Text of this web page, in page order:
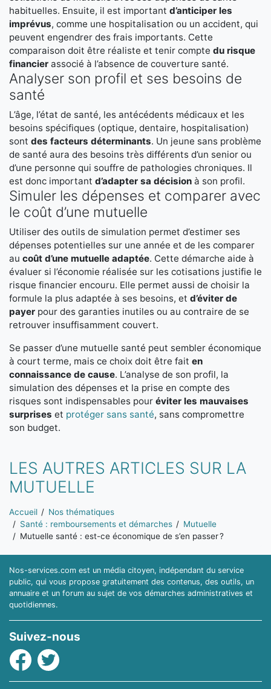
habituelles. Ensuite, il est important d’anticiper les
imprévus, comme une hospitalisation ou un accident, qui
peuvent engendrer des frais importants. Cette
comparaison doit être réaliste et tenir compte du risque
financier associé à l’absence de couverture santé.
Analyser son profil et ses besoins de
santé
L’âge, l’état de santé, les antécédents médicaux et les
besoins spécifiques (optique, dentaire, hospitalisation)
sont des facteurs déterminants. Un jeune sans problème
de santé aura des besoins très différents d’un senior ou
d’une personne qui souffre de pathologies chroniques. Il
est donc important d’adapter sa décision à son profil.
Simuler les dépenses et comparer avec
le coût d’une mutuelle
Utiliser des outils de simulation permet d’estimer ses
dépenses potentielles sur une année et de les comparer
au coût d’une mutuelle adaptée. Cette démarche aide à
évaluer si l’économie réalisée sur les cotisations justifie le
risque financier encouru. Elle permet aussi de choisir la
formule la plus adaptée à ses besoins, et d’éviter de
payer pour des garanties inutiles ou au contraire de se
retrouver insuffisamment couvert.
Se passer d’une mutuelle santé peut sembler économique
à court terme, mais ce choix doit être fait en
connaissance de cause. L’analyse de son profil, la
simulation des dépenses et la prise en compte des
risques sont indispensables pour éviter les mauvaises
surprises et protéger sans santé, sans compromettre
son budget.
LES AUTRES ARTICLES SUR LA
MUTUELLE
Vous êtes ici:
Accueil
Nos thématiques
Santé : remboursements et démarches
Mutuelle
Mutuelle santé : est-ce économique de s’en passer ?
Nos-services.com est un média citoyen, indépendant du service
public, qui vous propose gratuitement des contenus, des outils, un
annuaire et un forum au sujet de vos démarches administratives et
quotidiennes.
Suivez-nous
Facebook
Twitter